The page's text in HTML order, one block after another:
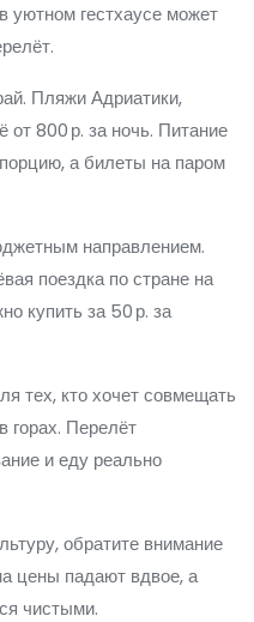
уютном гестхаусе может
Пляжи Адриатики,
800 р. за ночь. Питание
а билеты на паром
направлением.
поездка по стране на
купить за 50 р. за
тех, кто хочет совмещать
горах. Перелёт
и еду реально
обратите внимание
цены падают вдвое, а
чистыми.